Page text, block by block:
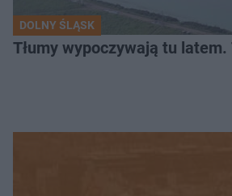
DOLNY ŚLĄSK
Tłumy wypoczywają tu